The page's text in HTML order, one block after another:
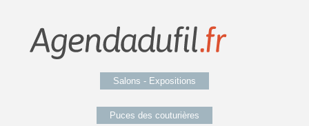
Salons - Expositions
Puces des couturières